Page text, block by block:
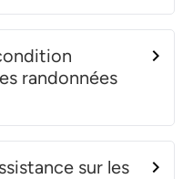
randonnées
sur les